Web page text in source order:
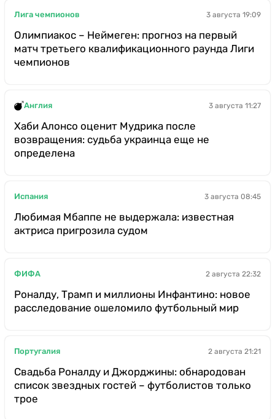
Лига чемпионов 3 августа 19:09
Олимпиакос – Неймеген: прогноз на первый
матч третьего квалификационного раунда Лиги
чемпионов
Англия 3 августа 11:27
Хаби Алонсо оценит Мудрика после
возвращения: судьба украинца еще не
определена
Испания 3 августа 08:45
Любимая Мбаппе не выдержала: известная
актриса пригрозила судом
ФИФА 2 августа 22:32
Роналду, Трамп и миллионы Инфантино: новое
расследование ошеломило футбольный мир
Португалия 2 августа 21:21
Свадьба Роналду и Джорджины: обнародован
список звездных гостей – футболистов только
трое